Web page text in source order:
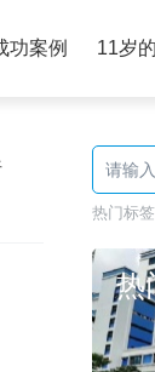
功案例 11岁
热门标
热